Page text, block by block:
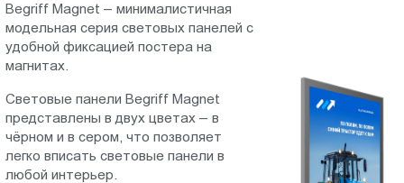
Begriff Magnet – минималистичная
модельная серия световых панелей с
удобной фиксацией постера на
магнитах.
Cветовые панели Begriff Magnet
представлены в двух цветах – в
чёрном и в сером, что позволяет
легко вписать световые панели в
любой интерьер.
sales@begriff.ru
+73433454747
RUB
Пт.:
9.00-
18.00
Сб.,